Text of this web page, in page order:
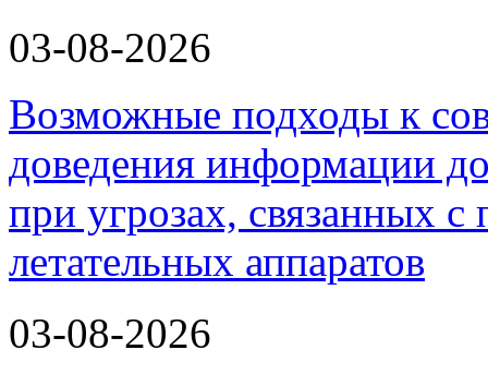
03-08-2026
Возможные подходы к
доведения информации
при угрозах, связанных
летательных аппаратов
03-08-2026